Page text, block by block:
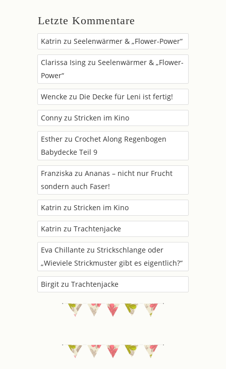
Letzte Kommentare
Katrin zu Seelenwärmer & „Flower-Power“
Clarissa Ising zu Seelenwärmer & „Flower-
Power“
Wencke zu Die Decke für Leni ist fertig!
Conny zu Stricken im Kino
Esther zu Crochet Along Regenbogen
Babydecke Teil 9
Franziska zu Ananas – nicht nur Frucht
sondern auch Faser!
Katrin zu Stricken im Kino
Katrin zu Trachtenjacke
Eva Chillante zu Strickschlange oder
„Wieviele Strickmuster gibt es eigentlich?“
Birgit zu Trachtenjacke